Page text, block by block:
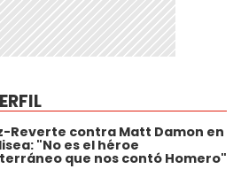
Reverte contra Matt Damon en
"No es el héroe
que nos contó Homero"